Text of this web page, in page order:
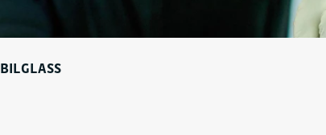
BILGLASS